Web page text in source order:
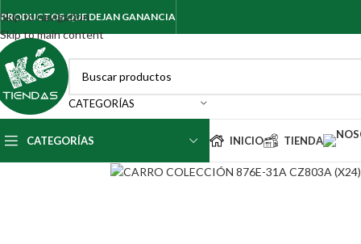
Skip to navigation
Skip to main content
PRODUCTOS QUE DEJAN GANANCIA
CATEGORÍAS
CATEGORÍAS INICIO TIENDA